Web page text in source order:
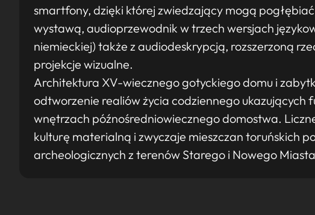
smartfony, dzięki której zwiedzający mogą
wystawą, audioprzewodnik w trzech wersjach
niemieckiej) także z audiodeskrypcją, rozszerzoną
projekcje wizualne.
Architektura XV-wiecznego gotyckiego domu i
odtworzenie realiów życia codziennego ukazujących
wnętrzach późnośredniowiecznego domostwa.
kulturę materialną i zwyczaje mieszczan toruńskich
archeologicznych z terenów Starego i Nowego